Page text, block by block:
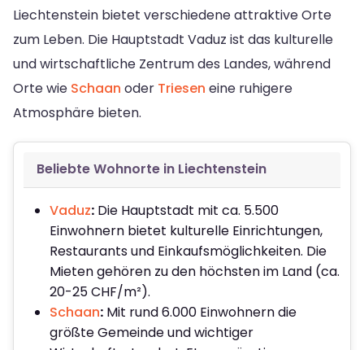
Liechtenstein bietet verschiedene attraktive Orte
zum Leben. Die Hauptstadt Vaduz ist das kulturelle
und wirtschaftliche Zentrum des Landes, während
Orte wie Schaan oder Triesen eine ruhigere
Atmosphäre bieten.
Beliebte Wohnorte in Liechtenstein
Vaduz: Die Hauptstadt mit ca. 5.500
Einwohnern bietet kulturelle Einrichtungen,
Restaurants und Einkaufsmöglichkeiten. Die
Mieten gehören zu den höchsten im Land (ca.
20-25 CHF/m²).
Schaan: Mit rund 6.000 Einwohnern die
größte Gemeinde und wichtiger